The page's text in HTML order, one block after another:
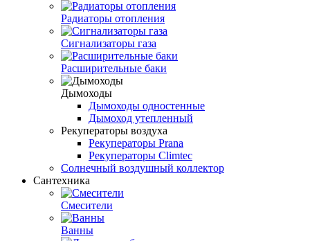
Радиаторы отопления
Сигнализаторы газа
Расширительные баки
Дымоходы
Дымоходы одностенные
Дымоход утепленный
Рекуператоры воздуха
Рекуператоры Prana
Рекуператоры Climtec
Солнечный воздушный коллектор
Сантехника
Смесители
Ванны